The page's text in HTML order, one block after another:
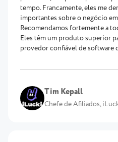
tempo. Francamente, eles me
importantes sobre o negócio
Recomendamos fortemente a
Eles têm um produto superior
provedor confiável de software
Tim Kepall
Chefe de Afiliados,